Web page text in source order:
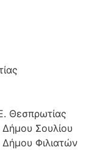
Θεσπρωτίας
Σουλίου
Φιλιατών